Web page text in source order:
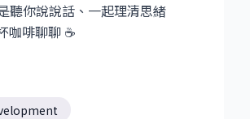
聽你說說話、一起理清思緒
咖啡聊聊 ☕️